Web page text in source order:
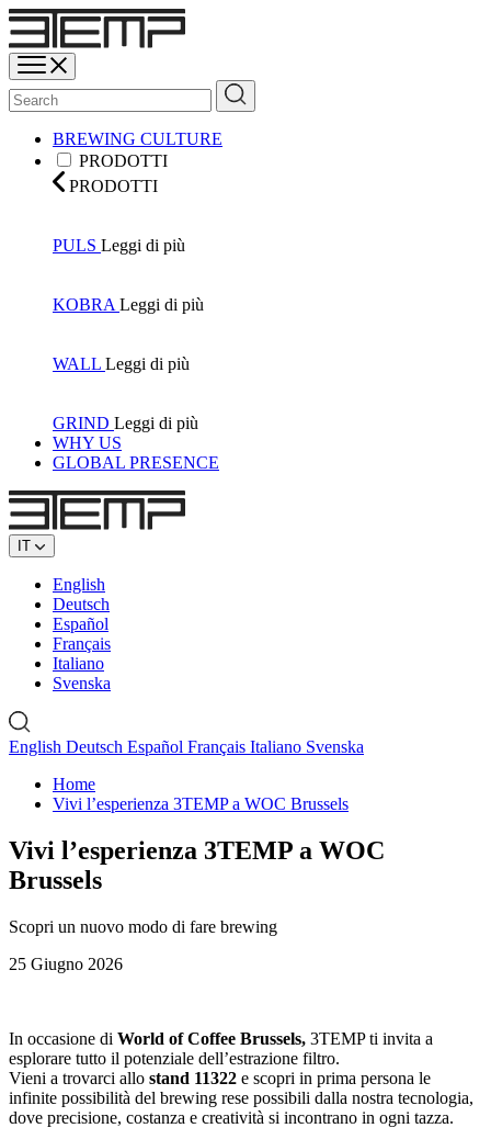
BREWING CULTURE
PRODOTTI
PRODOTTI
PULS Leggi di più
KOBRA Leggi di più
WALL Leggi di più
GRIND Leggi di più
WHY US
GLOBAL PRESENCE
IT
English
Deutsch
Español
Français
Italiano
Svenska
English Deutsch Español Français Italiano Svenska
Home
Vivi l’esperienza 3TEMP a WOC Brussels
Vivi l’esperienza 3TEMP a WOC
Brussels
Scopri un nuovo modo di fare brewing
25 Giugno 2026
In occasione di World of Coffee Brussels, 3TEMP ti invita a
esplorare tutto il potenziale dell’estrazione filtro.
Vieni a trovarci allo stand 11322 e scopri in prima persona le
infinite possibilità del brewing rese possibili dalla nostra tecnologia,
dove precisione, costanza e creatività si incontrano in ogni tazza.